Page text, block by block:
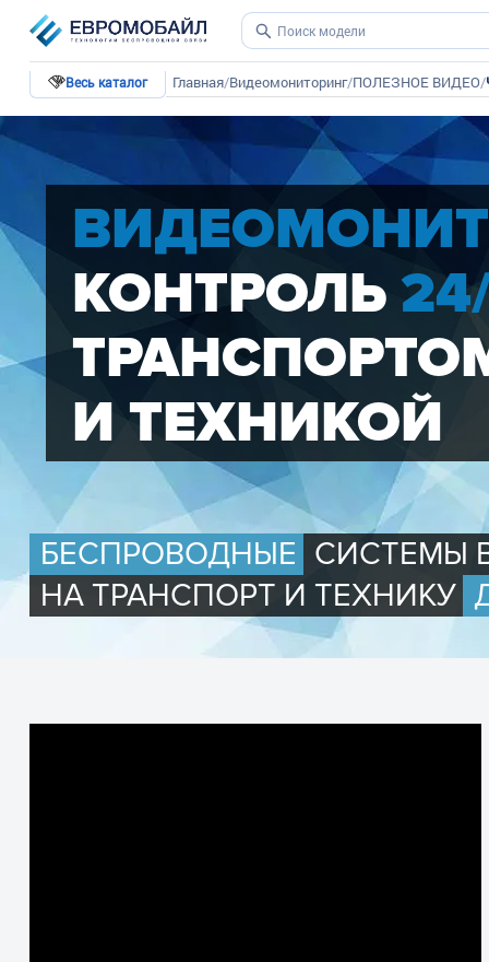
Весь каталог Главная/Видеомониторинг/ПОЛЕЗНОЕ ВИДЕО/
КОНТРОЛЬ
И ТЕХНИКОЙ
БЕСПРОВОДНЫЕ СИСТЕМЫ
НА ТРАНСПОРТ И ТЕХНИКУ